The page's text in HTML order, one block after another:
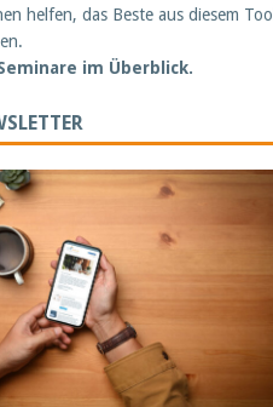
helfen, das Beste aus diesem Tool
im Überblick.